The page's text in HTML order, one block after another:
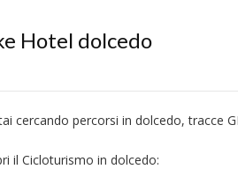
Hotel dolcedo
cercando percorsi in dolcedo, tracce
il Cicloturismo in dolcedo: